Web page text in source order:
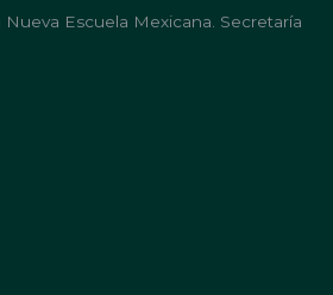
Escuela Mexicana. Secretaría